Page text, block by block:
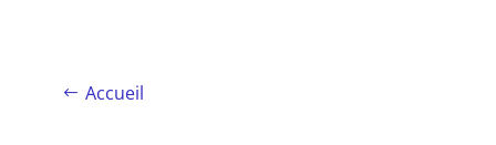
Accueil